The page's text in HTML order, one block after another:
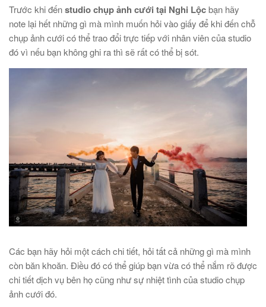
Trước khi đếnstudio chụp ảnh cưới tại Nghi Lộcbạn hãy
note lại hết những gì mà mình muốn hỏi vào giấy để khi đến chỗ
chụp ảnh cưới có thể trao đổi trực tiếp với nhân viên của studio
đó vì nếu bạn không ghi ra thì sẽ rất có thể bị sót.
Các bạn hãy hỏi một cách chi tiết, hỏi tất cả những gì mà mình
còn băn khoăn. Điều đó có thể giúp bạn vừa có thể nắm rõ được
chi tiết dịch vụ bên họ cũng như sự nhiệt tình của studio chụp
ảnh cưới đó.